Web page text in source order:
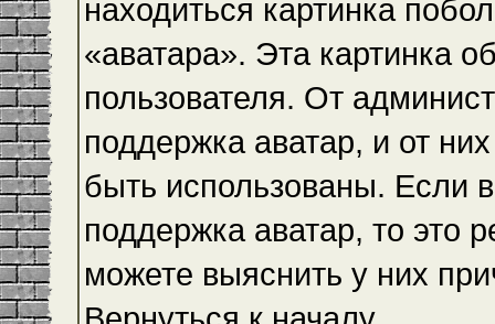
находиться картинка
«аватара». Эта картинка
пользователя. От
поддержка аватар, и от
быть использованы. Если
поддержка аватар, то это
можете выяснить у них